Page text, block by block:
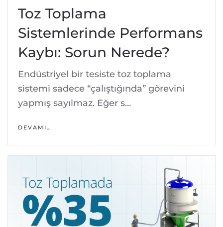
Toz Toplama
Sistemlerinde Performans
Kaybı: Sorun Nerede?
Endüstriyel bir tesiste toz toplama
sistemi sadece “çalıştığında” görevini
yapmış sayılmaz. Eğer s…
DEVAMI…